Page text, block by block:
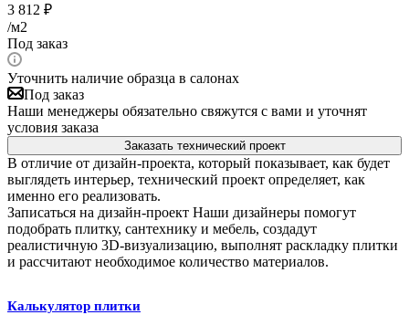
3 812 ₽
/м2
Под заказ
Уточнить наличие образца в салонах
Под заказ
Наши менеджеры обязательно свяжутся с вами и уточнят
условия заказа
Заказать технический проект
В отличие от дизайн-проекта, который показывает, как будет
выглядеть интерьер, технический проект определяет, как
именно его реализовать.
Записаться на дизайн-проект Наши дизайнеры помогут
подобрать плитку, сантехнику и мебель, создадут
реалистичную 3D-визуализацию, выполнят раскладку плитки
и рассчитают необходимое количество материалов.
Калькулятор плитки